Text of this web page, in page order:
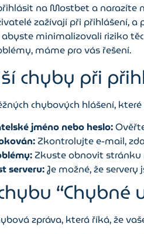
na Mostbet a narazíte
zažívají při přihlášení,
minimalizovali riziko
máme pro vás řešení.
chyby při
chybových hlášení,
jméno nebo heslo:
Zkontrolujte e-mail,
Zkuste obnovit stránku
serveru:Je možné, že
zpráva, která říká, že